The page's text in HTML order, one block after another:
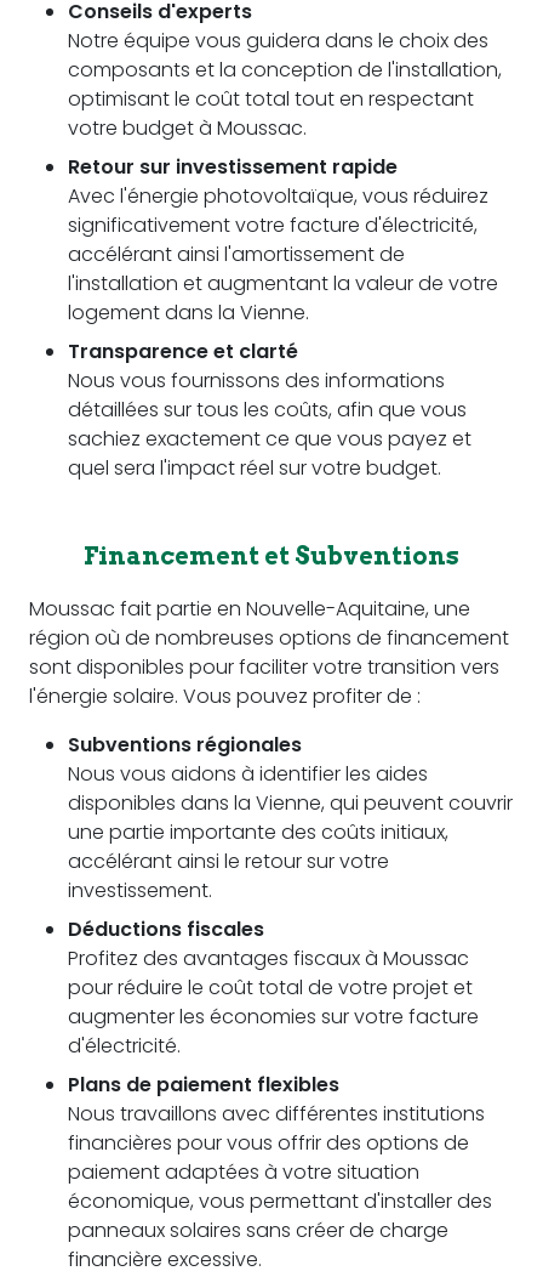
Conseils d'experts
Notre équipe vous guidera dans le choix des
composants et la conception de l'installation,
optimisant le coût total tout en respectant
votre budget à Moussac.
Retour sur investissement rapide
Avec l'énergie photovoltaïque, vous réduirez
significativement votre facture d'électricité,
accélérant ainsi l'amortissement de
l'installation et augmentant la valeur de votre
logement dans la Vienne.
Transparence et clarté
Nous vous fournissons des informations
détaillées sur tous les coûts, afin que vous
sachiez exactement ce que vous payez et
quel sera l'impact réel sur votre budget.
Financement et Subventions
Moussac fait partie en Nouvelle-Aquitaine, une
région où de nombreuses options de financement
sont disponibles pour faciliter votre transition vers
l'énergie solaire. Vous pouvez profiter de :
Subventions régionales
Nous vous aidons à identifier les aides
disponibles dans la Vienne, qui peuvent couvrir
une partie importante des coûts initiaux,
accélérant ainsi le retour sur votre
investissement.
Déductions fiscales
Profitez des avantages fiscaux à Moussac
pour réduire le coût total de votre projet et
augmenter les économies sur votre facture
d'électricité.
Plans de paiement flexibles
Nous travaillons avec différentes institutions
financières pour vous offrir des options de
paiement adaptées à votre situation
économique, vous permettant d'installer des
panneaux solaires sans créer de charge
financière excessive.